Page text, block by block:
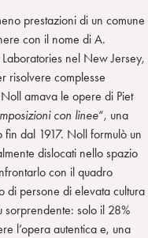
prestazioni di un comune
con il nome di A.
nel New Jersey,
risolvere complesse
amava le opere di Piet
con linee“, una
dal 1917. Noll formulò un
dislocati nello spazio
con il quadro
di persone di elevata cultura
sorprendente: solo il 28%
l’opera autentica e, una